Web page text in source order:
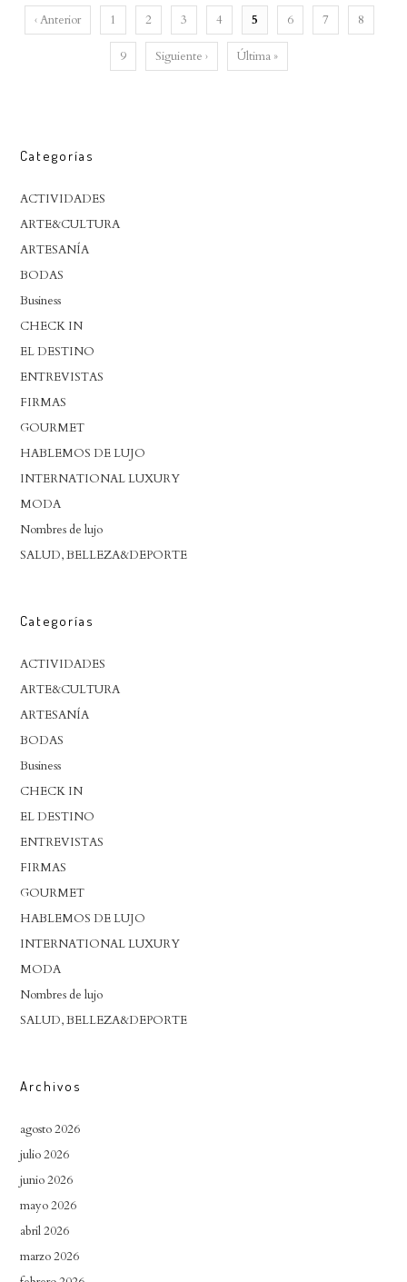
‹ Anterior 1 2 3 4 5 6 7 8
9 Siguiente › Última »
Categorías
ACTIVIDADES
ARTE&CULTURA
ARTESANÍA
BODAS
Business
CHECK IN
EL DESTINO
ENTREVISTAS
FIRMAS
GOURMET
HABLEMOS DE LUJO
INTERNATIONAL LUXURY
MODA
Nombres de lujo
SALUD, BELLEZA&DEPORTE
Categorías
ACTIVIDADES
ARTE&CULTURA
ARTESANÍA
BODAS
Business
CHECK IN
EL DESTINO
ENTREVISTAS
FIRMAS
GOURMET
HABLEMOS DE LUJO
INTERNATIONAL LUXURY
MODA
Nombres de lujo
SALUD, BELLEZA&DEPORTE
Archivos
agosto 2026
julio 2026
junio 2026
mayo 2026
abril 2026
marzo 2026